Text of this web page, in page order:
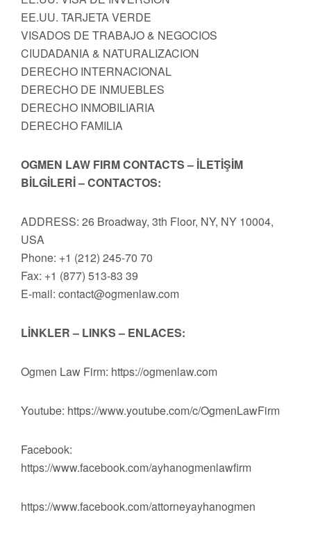
EE.UU. TARJETA VERDE
VISADOS DE TRABAJO & NEGOCIOS
CIUDADANIA & NATURALIZACION
DERECHO INTERNACIONAL
DERECHO DE INMUEBLES
DERECHO INMOBILIARIA
DERECHO FAMILIA
OGMEN LAW FIRM CONTACTS – İLETİŞİM
BİLGİLERİ – CONTACTOS:
ADDRESS: 26 Broadway, 3th Floor, NY, NY 10004,
USA
Phone: +1 (212) 245-70 70
Fax: +1 (877) 513-83 39
E-mail: contact@ogmenlaw.com
LİNKLER – LINKS – ENLACES:
Ogmen Law Firm: https://ogmenlaw.com
Youtube: https://www.youtube.com/c/OgmenLawFirm
Facebook:
https://www.facebook.com/ayhanogmenlawfirm
https://www.facebook.com/attorneyayhanogmen